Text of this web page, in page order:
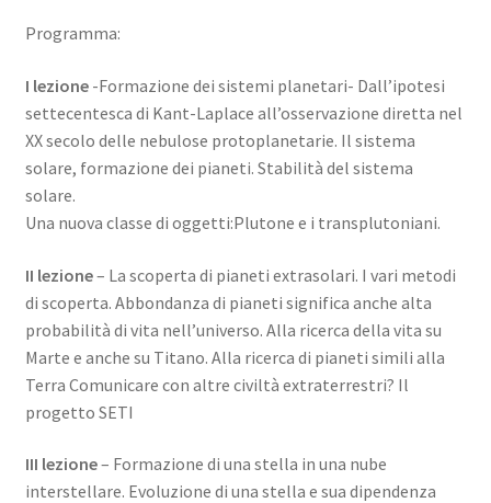
Programma:
I lezione-Formazione dei sistemi planetari- Dall’ipotesi
settecentesca di Kant-Laplace all’osservazione diretta nel
XX secolo delle nebulose protoplanetarie. Il sistema
solare, formazione dei pianeti. Stabilità del sistema
solare.
Una nuova classe di oggetti:Plutone e i transplutoniani.
II lezione– La scoperta di pianeti extrasolari. I vari metodi
di scoperta. Abbondanza di pianeti significa anche alta
probabilità di vita nell’universo. Alla ricerca della vita su
Marte e anche su Titano. Alla ricerca di pianeti simili alla
Terra Comunicare con altre civiltà extraterrestri? Il
progetto SETI
III lezione– Formazione di una stella in una nube
interstellare. Evoluzione di una stella e sua dipendenza